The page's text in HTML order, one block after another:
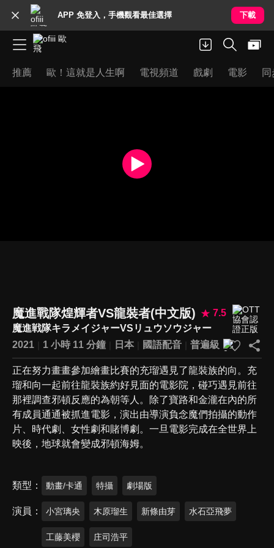
APP 免登入，手機觀看最佳選擇 下載
推薦 歐！這就是人生啊 電視頻道 戲劇 電影
魔進戰隊煌輝者VS龍裝者(中文版)
7.5
魔進戦隊キラメイジャーVSリュウソウジャー
2021
1 小時 11 分鐘 日本 國語配音 普遍級
正在努力畫畫參加繪畫比賽的充瑠遇見了龍裝族的向。充
瑠和向一起前往龍裝族約好見面的電影院，碰巧遇見前往
那裡調查邪頓反應的為朝等人。除了寶路和金瀧在內的所
有成員通通被抓進電影，演出由導演負念魔們拍攝的動作
片、時代劇、女性劇和賭博劇。一旦電影完成在全世界上
映後，地球就會變成邪頓海姆。
類型 動畫/卡通 特攝 劇場版
演員 小宮璃央 木原瑠生 新條由芽 水石亞飛夢
工藤美櫻 庄司浩平